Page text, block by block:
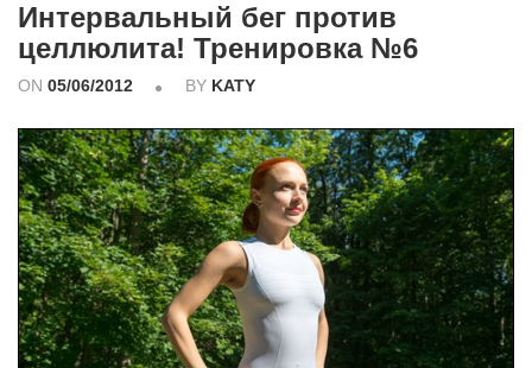
Интервальный бег против
целлюлита! Тренировка №6
ON 05/06/2012 BY KATY